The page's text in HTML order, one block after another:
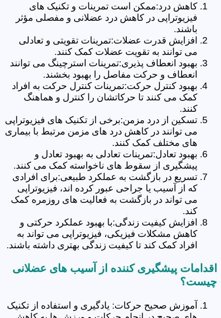
کاهش درد:ممکن است تمرینات و تکنیک های
فیزیوتراپی در کاهش درد عضلانی و مفصلی مؤثر
باشند.
افزایش قدرت عضلات:تمرینات تقویتی و تعادلی
می توانند به تقویت عضلات کمک کنند.
بهبود انعطاف پذیری:تمرینات استرچینگ می توانند
انعطاف و حرکت مفاصل را بهبود بخشند.
بهبود کنترل حرکت:تمرینات کنترل حرکت به افراد
کمک می کنند تا حرکاتشان را کنترل و هماهنگ
کنند.
تسکین از درد مزمن:برخی از تکنیک های فیزیوتراپی
می توانند در کاهش درد های مزمن مرتبط با بیماری
های مختلف کمک کنند.
بهبود تعادل:تمرینات تعادلی به بهبود تعادل و
پیشگیری از سقوط های ناخواسته کمک می کنند.
تسریع در بازگشت به عملکرد طبیعی:برای افرادی
که از آسیب یا جراحی عبور کرده اند، فیزیوتراپی
می تواند در بازگشت به فعالیت های روزمره کمک
کند.
افزایش کیفیت زندگی:با بهبود عملکرد حرکتی و
کاهش مشکلات فیزیکی، فیزیوتراپی می تواند به
افراد کمک کند تا کیفیت زندگی بهتری داشته باشند.
اقدامات پیشگیری کننده از آسیب های عضلانی
چیست؟
آموزش صحیح حرکات: یادگیری و استفاده از تکنیک